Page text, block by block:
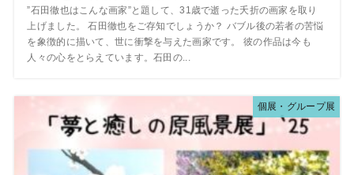
”石田徹也はこんな画家”と題して、31歳で逝った夭折の画家を取り
上げました。 石田徹也をご存知でしょうか？ バブル後の若者の苦悩
を象徴的に描いて、世に衝撃を与えた画家です。 彼の作品は今も
人々の心をとらえています。石田の...
個展・グループ展